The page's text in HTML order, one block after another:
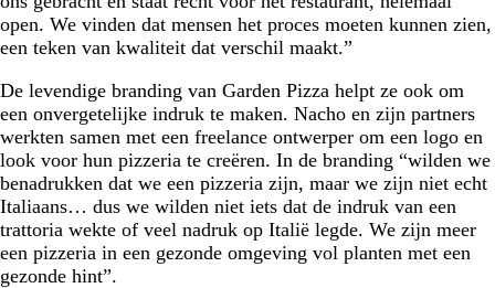
open. We vinden dat mensen het proces moeten kunnen zien,
een teken van kwaliteit dat verschil maakt.”
De levendige branding van Garden Pizza helpt ze ook om
een onvergetelijke indruk te maken. Nacho en zijn partners
werkten samen met een freelance ontwerper om een logo en
look voor hun pizzeria te creëren. In de branding “wilden we
benadrukken dat we een pizzeria zijn, maar we zijn niet echt
Italiaans… dus we wilden niet iets dat de indruk van een
trattoria wekte of veel nadruk op Italië legde. We zijn meer
een pizzeria in een gezonde omgeving vol planten met een
gezonde hint”.